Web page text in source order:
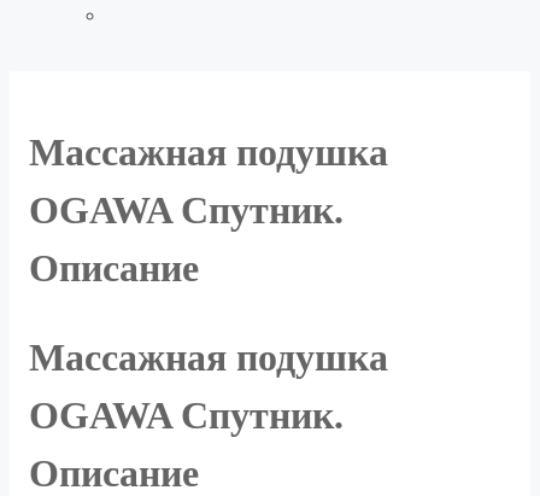
Массажная подушка
OGAWA Спутник.
Описание
Массажная подушка
OGAWA Спутник.
Описание